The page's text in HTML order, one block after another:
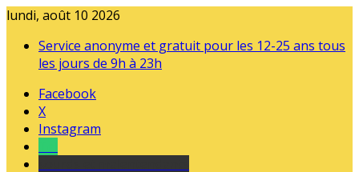
lundi, août 10 2026
Service anonyme et gratuit pour les 12-25 ans tous
les jours de 9h à 23h
Facebook
X
Instagram